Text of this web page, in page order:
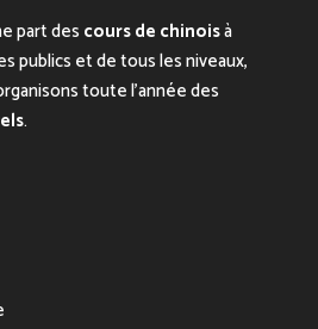
part des cours de chinoisà
publics et de tous les niveaux,
toute l’année des
.